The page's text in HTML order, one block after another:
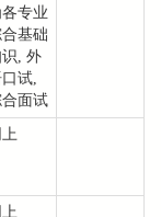
各专业
基础
, 外
试,
面试
上
上